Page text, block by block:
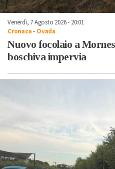
Venerdì, 7 Agosto 2026 - 20:01
Cronaca- Ovada
Nuovo focolaio a
boschiva impervia